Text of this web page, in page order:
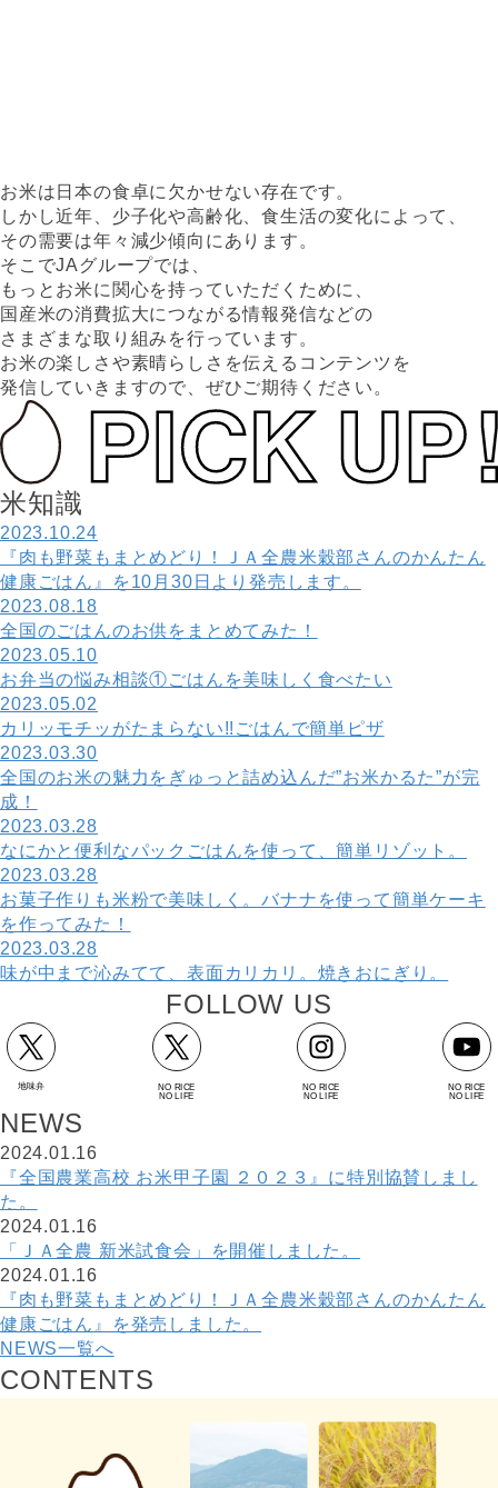
お米は日本の食卓に欠かせない存在です。
しかし近年、少子化や高齢化、食生活の変化によって、
その需要は年々減少傾向にあります。
そこでJAグループでは、
もっとお米に関心を持っていただくために、
国産米の消費拡大につながる情報発信などの
さまざまな取り組みを行っています。
お米の楽しさや素晴らしさを伝えるコンテンツを
発信していきますので、ぜひご期待ください。
米知識
2023.10.24
『肉も野菜もまとめどり！ＪＡ全農米穀部さんのかんたん
健康ごはん』を10月30日より発売します。
2023.08.18
全国のごはんのお供をまとめてみた！
2023.05.10
お弁当の悩み相談①ごはんを美味しく食べたい
2023.05.02
カリッモチッがたまらない!!ごはんで簡単ピザ
2023.03.30
全国のお米の魅力をぎゅっと詰め込んだ”お米かるた”が完
成！
2023.03.28
なにかと便利なパックごはんを使って、簡単リゾット。
2023.03.28
お菓子作りも米粉で美味しく。バナナを使って簡単ケーキ
を作ってみた！
2023.03.28
味が中まで沁みてて、表面カリカリ。焼きおにぎり。
FOLLOW US
地味弁
NO RICE
NO LIFE
NO RICE
NO LIFE
NO RICE
NO LIFE
NEWS
2024.01.16
『全国農業高校 お米甲子園 ２０２３』に特別協賛しまし
た。
2024.01.16
「ＪＡ全農 新米試食会」を開催しました。
2024.01.16
『肉も野菜もまとめどり！ＪＡ全農米穀部さんのかんたん
健康ごはん』を発売しました。
NEWS一覧へ
CONTENTS